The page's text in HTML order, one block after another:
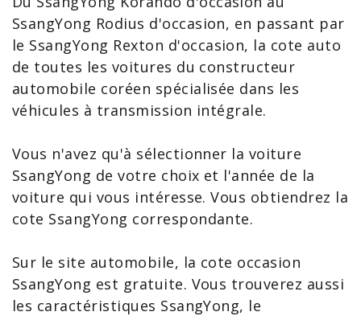
SsangYong Rodius d'occasion, en passant par
le SsangYong Rexton d'occasion, la cote auto
de toutes les voitures du constructeur
automobile coréen spécialisée dans les
véhicules à transmission intégrale.
Vous n'avez qu'à sélectionner la voiture
SsangYong de votre choix et l'année de la
voiture qui vous intéresse. Vous obtiendrez la
cote SsangYong correspondante.
Sur le site automobile, la cote occasion
SsangYong est gratuite. Vous trouverez aussi
les caractéristiques SsangYong, le